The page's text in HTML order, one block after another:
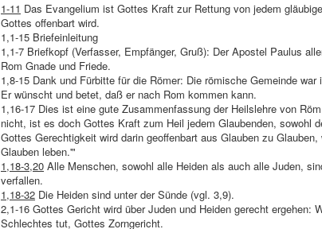
1-11 Das Evangelium ist Gottes Kraft zur Rettung von jedem
Gottes offenbart wird.
1,1-15 Briefeinleitung
1,1-7 Briefkopf (Verfasser, Empfänger, Gruß): Der Apostel Paulus
Rom Gnade und Friede.
1,8-15 Dank und Fürbitte für die Römer: Die römische Gemeinde
Er wünscht und betet, daß er nach Rom kommen kann.
1,16-17 Dies ist eine gute Zusammenfassung der Heilslehre von
nicht, ist es doch Gottes Kraft zum Heil jedem Glaubenden, sowohl
Gottes Gerechtigkeit wird darin geoffenbart aus Glauben zu
Glauben leben.'"
1,18-3,20 Alle Menschen, sowohl alle Heiden als auch alle Juden,
verfallen.
1,18-32 Die Heiden sind unter der Sünde (vgl. 3,9).
2,1-16 Gottes Gericht wird über Juden und Heiden gerecht ergehen:
Schlechtes tut, Gottes Zorngericht.